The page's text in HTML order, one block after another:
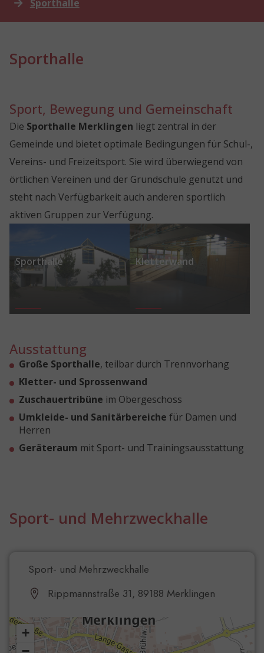
Sporthalle
Sporthalle
Sport, Bewegung und Gemeinschaft
Die Sporthalle Merklingen liegt zentral in der
Gemeinde und bietet optimale Bedingungen für Schul-,
Vereins- und Freizeitsport. Sie wird überwiegend von
örtlichen Vereinen und der Grundschule genutzt und
steht nach Verfügbarkeit auch anderen sportlich
aktiven Gruppen zur Verfügung.
Sporthalle
Show larger version for:
Kletterwand
Ausstattung
Große Sporthalle, teilbar durch Trennvorhang
Kletter- und Sprossenwand
Zuschauertribüne im Obergeschoss
Umkleide- und Sanitärbereiche für Damen und
Herren
Geräteraum mit Sport- und Trainingsausstattung
Sport- und Mehrzweckhalle
Sport- und Mehrzweckhalle
Rippmannstraße 31, 89188 Merklingen